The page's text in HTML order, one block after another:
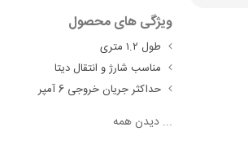
ویژگی های محصول
طول ۱.۲ متری
مناسب شارژ و انتقال دیتا
حداکثر جریان خروجی 6 آمپر
...دیدن همه